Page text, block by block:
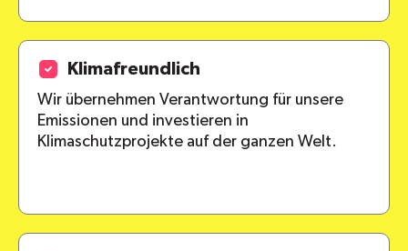
Klimafreundlich
Wir übernehmen Verantwortung für unsere
Emissionen und investieren in
Klimaschutzprojekte auf der ganzen Welt.